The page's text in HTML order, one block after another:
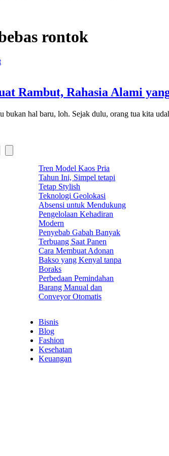
rontok
Rambut, Rahasia Alami
bukan hal baru, loh. Sejak dulu, orang tua kita
Tren Model Kaos Pria
Tahun Ini, Simpel tetapi
Tetap Stylish
Teknologi Geolokasi
Absensi untuk Mendukung
Pengelolaan Kehadiran
Modern
Penyebab Gabah Banyak
Terbuang Saat Panen
Cara Membuat Adonan
Bakso yang Kenyal tanpa
Boraks
Perbedaan Pemindahan
Barang Manual dan
Conveyor Otomatis
Bisnis
Blog
Fashion
Kesehatan
Keuangan